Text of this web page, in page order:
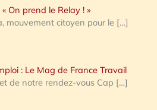
On prend le Relay ! »
mouvement citoyen pour le […]
: Le Mag de France Travail
de notre rendez-vous Cap […]